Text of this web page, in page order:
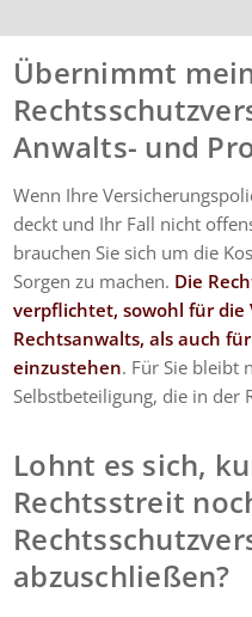
Übernimmt
Anwalts- und
Wenn Ihre
deckt und Ihr Fall nicht
brauchen Sie sich um die
Sorgen zu machen. Die
verpflichtet, sowohl für die
Rechtsanwalts, als auch
einzustehen. Für Sie bleibt
Selbstbeteiligung, die in der
Lohnt es sich,
Rechtsstreit
abzuschließen?